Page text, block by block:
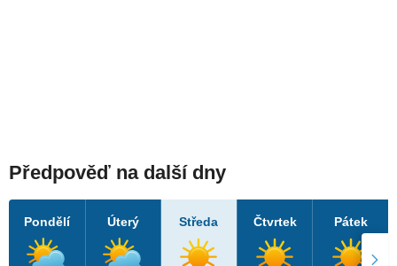
Předpověď na další dny
Pondělí Úterý Středa Čtvrtek Pátek